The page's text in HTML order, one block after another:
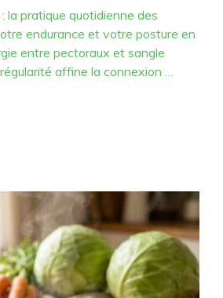
la pratique quotidienne des
endurance et votre posture en
entre pectoraux et sangle
affine la connexion …